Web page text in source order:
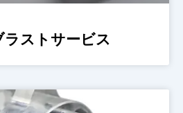
ラストサービス